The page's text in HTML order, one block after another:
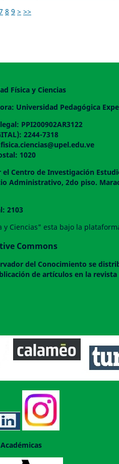
8 9 > >>
Física y Ciencias
Universidad Pedagógica
PPI200902AR3122
2244-7318
1020
Centro de Investigación
Administrativo, 2do
2103
y Ciencias" esta bajo la
Commons
del Conocimiento se
de artículos en la